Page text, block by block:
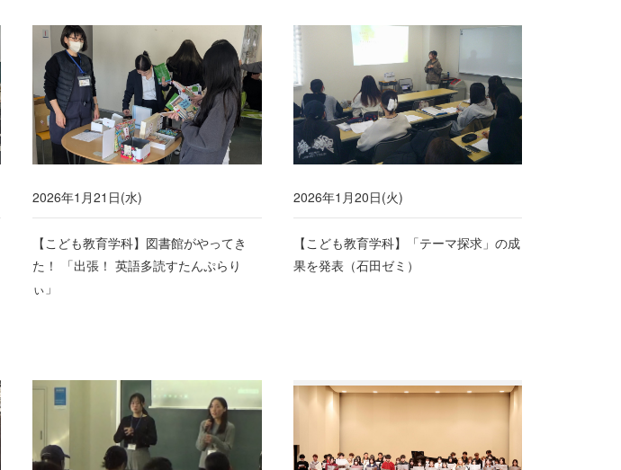
2026年1月21日(水)
【こども教育学科】図書館がやってき
た！ 「出張！ 英語多読すたんぷらり
ぃ」
2026年1月20日(火)
【こども教育学科】「テーマ探求」の成
果を発表（石田ゼミ）